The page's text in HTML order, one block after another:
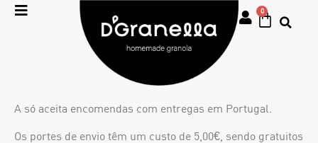
0
A só aceita encomendas com entregas em Portugal.
Os portes de envio têm um custo de 5,00€, sendo gratuitos